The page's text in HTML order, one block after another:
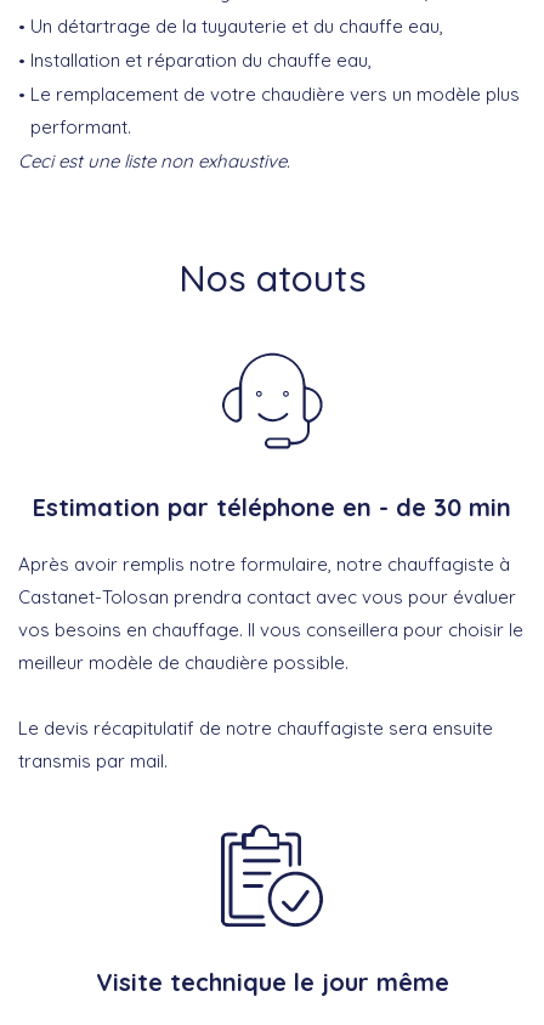
Un détartrage de la tuyauterie et du chauffe eau,
Installation et réparation du chauffe eau,
Le remplacement de votre chaudière vers un modèle plus
performant.
Ceci est une liste non exhaustive.
Nos atouts
Estimation par téléphone en - de 30 min
Après avoir remplis notre formulaire, notre chauffagiste à
Castanet-Tolosan prendra contact avec vous pour évaluer
vos besoins en chauffage. Il vous conseillera pour choisir le
meilleur modèle de chaudière possible.
Le devis récapitulatif de notre chauffagiste sera ensuite
transmis par mail.
Visite technique le jour même